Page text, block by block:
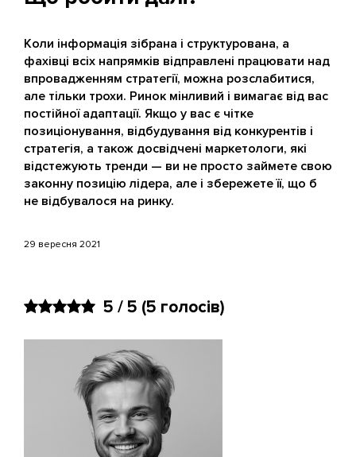
Коли інформація зібрана і структурована, а
фахівці всіх напрямків відправлені працювати над
впровадженням стратегії, можна розслабитися,
але тільки трохи. Ринок мінливий і вимагає від вас
постійної адаптації. Якщо у вас є чітке
позиціонування, відбудування від конкурентів і
стратегія, а також досвідчені маркетологи, які
відстежують тренди — ви не просто займете свою
законну позицію лідера, але і збережете її, що б
не відбувалося на ринку.
29 вересня 2021
5 / 5 (5 голосів)